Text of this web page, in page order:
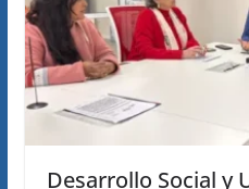
Desarrollo Social y